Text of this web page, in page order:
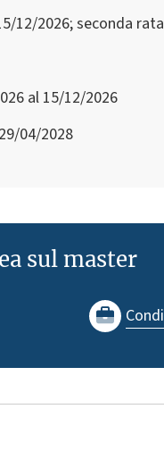
12/2026; seconda
al 15/12/2026
04/2028
sul master